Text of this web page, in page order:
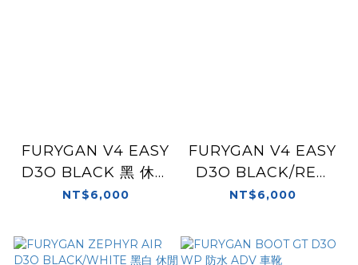
FURYGAN V4 EASY
D3O BLACK 黑 休閒
靴
NT$6,000
FURYGAN V4 EASY
D3O BLACK/RED
黑紅 休閒靴
NT$6,000